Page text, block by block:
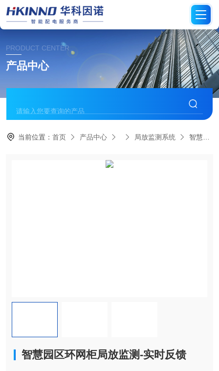
PRODUCT CENTER
产品中心
当前位置：首页 产品中心 局放监测系统 智慧园区环网柜局放监测-实时反馈
智慧园区环网柜局放监测-实时反馈